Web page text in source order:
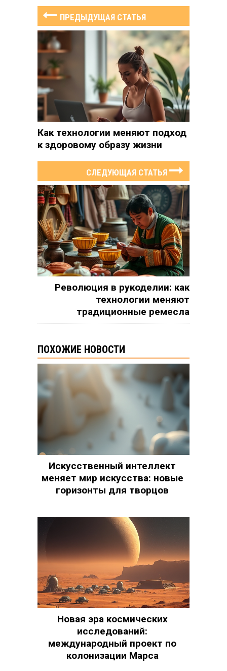
ПРЕДЫДУЩАЯ СТАТЬЯ
Как технологии меняют подход
к здоровому образу жизни
СЛЕДУЮЩАЯ СТАТЬЯ
Революция в рукоделии: как
технологии меняют
традиционные ремесла
ПОХОЖИЕ НОВОСТИ
Искусственный интеллект
меняет мир искусства: новые
горизонты для творцов
Новая эра космических
исследований:
международный проект по
колонизации Марса